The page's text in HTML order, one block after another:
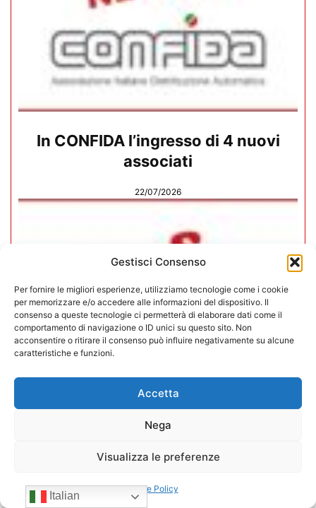
Gestisci Consenso
Per fornire le migliori esperienze, utilizziamo tecnologie come i cookie
per memorizzare e/o accedere alle informazioni del dispositivo. Il
consenso a queste tecnologie ci permetterà di elaborare dati come il
comportamento di navigazione o ID unici su questo sito. Non
acconsentire o ritirare il consenso può influire negativamente su alcune
caratteristiche e funzioni.
Accetta
Nega
Visualizza le preferenze
Cookie Policy
In CONFIDA l’ingresso di 4 nuovi
associati
22/07/2026
CONFIDA Servizi srl presenta il
Italian